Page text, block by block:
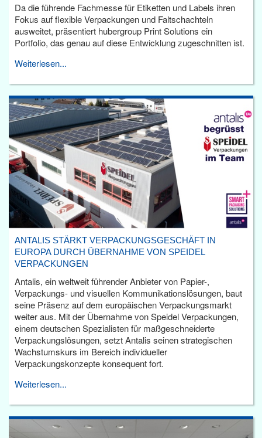
Da die führende Fachmesse für Etiketten und Labels ihren
Fokus auf flexible Verpackungen und Faltschachteln
ausweitet, präsentiert hubergroup Print Solutions ein
Portfolio, das genau auf diese Entwicklung zugeschnitten ist.
Weiterlesen...
ANTALIS STÄRKT VERPACKUNGSGESCHÄFT IN
EUROPA DURCH ÜBERNAHME VON SPEIDEL
VERPACKUNGEN
Antalis, ein weltweit führender Anbieter von Papier-,
Verpackungs- und visuellen Kommunikationslösungen, baut
seine Präsenz auf dem europäischen Verpackungsmarkt
weiter aus. Mit der Übernahme von Speidel Verpackungen,
einem deutschen Spezialisten für maßgeschneiderte
Verpackungslösungen, setzt Antalis seinen strategischen
Wachstumskurs im Bereich individueller
Verpackungskonzepte konsequent fort.
Weiterlesen...